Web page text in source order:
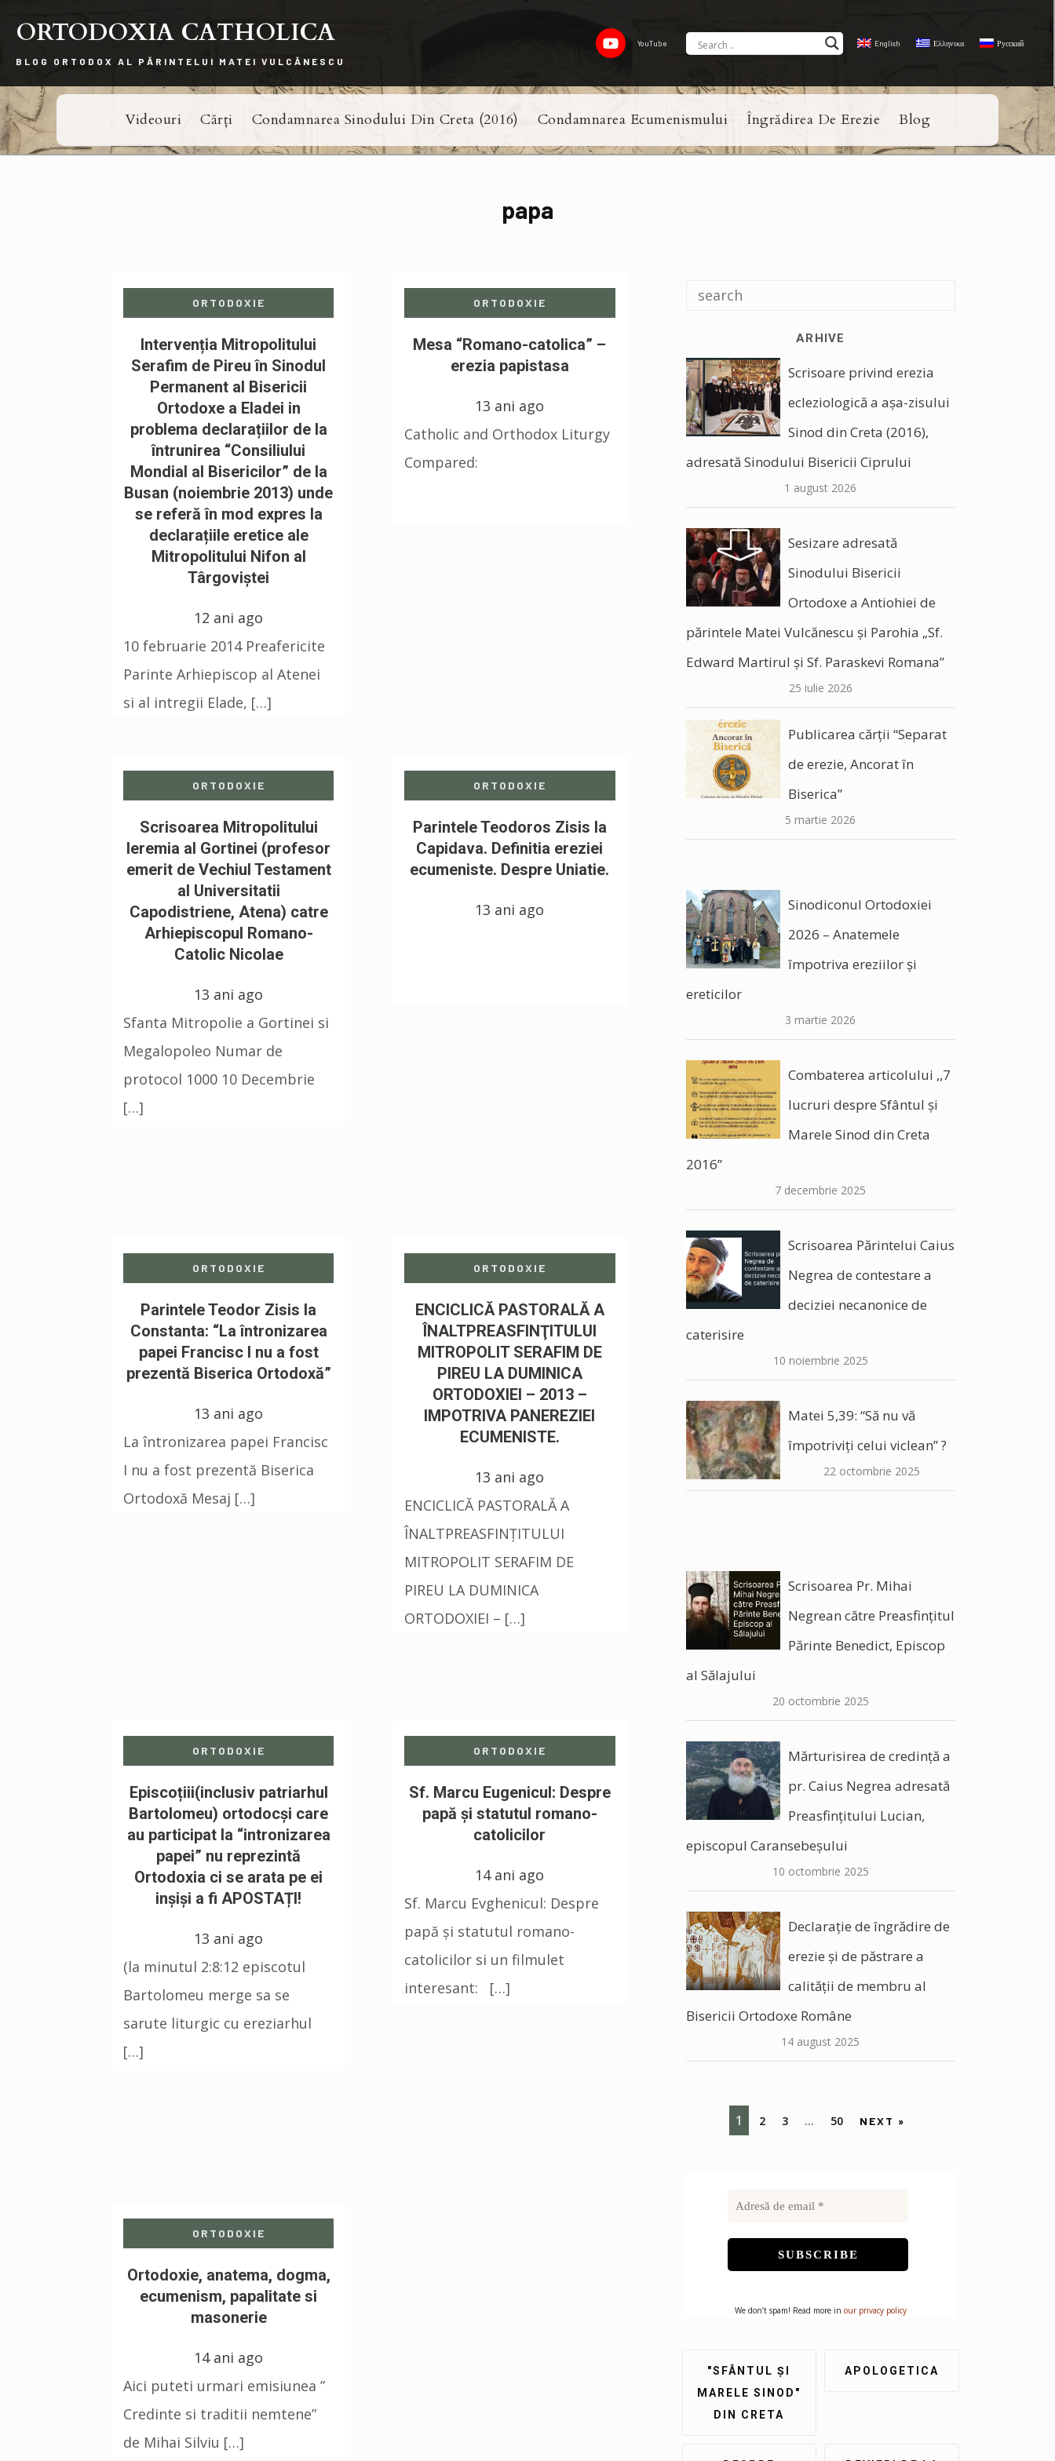
ORTODOXIA CATHOLICA
BLOG ORTODOX AL PĂRINTELUI MATEI VULCĂNESCU
YouTube English Ελληνικα Русский
Videouri Cărți Condamnarea Sinodului Din Creta (2016) Condamnarea Ecumenismului Îngrădirea De Erezie Blog
papa
ORTODOXIE
Intervenția Mitropolitului
Serafim de Pireu în Sinodul
Permanent al Bisericii
Ortodoxe a Eladei in
problema declarațiilor de la
întrunirea “Consiliului
Mondial al Bisericilor” de la
Busan (noiembrie 2013) unde
se referă în mod expres la
declarațiile eretice ale
Mitropolitului Nifon al
Târgoviștei
12 ani ago
10 februarie 2014 Preafericite
Parinte Arhiepiscop al Atenei
si al intregii Elade, […]
ORTODOXIE
Mesa “Romano-catolica” –
erezia papistasa
13 ani ago
Catholic and Orthodox Liturgy
Compared:
ORTODOXIE
Scrisoarea Mitropolitului
Ieremia al Gortinei (profesor
emerit de Vechiul Testament
al Universitatii
Capodistriene, Atena) catre
Arhiepiscopul Romano-
Catolic Nicolae
13 ani ago
Sfanta Mitropolie a Gortinei si
Megalopoleo Numar de
protocol 1000 10 Decembrie
[…]
ORTODOXIE
Parintele Teodoros Zisis la
Capidava. Definitia ereziei
ecumeniste. Despre Uniatie.
13 ani ago
ORTODOXIE
Parintele Teodor Zisis la
Constanta: “La întronizarea
papei Francisc I nu a fost
prezentă Biserica Ortodoxă”
13 ani ago
La întronizarea papei Francisc
I nu a fost prezentă Biserica
Ortodoxă Mesaj […]
ORTODOXIE
ENCICLICĂ PASTORALĂ A
ÎNALTPREASFINŢITULUI
MITROPOLIT SERAFIM DE
PIREU LA DUMINICA
ORTODOXIEI – 2013 –
IMPOTRIVA PANEREZIEI
ECUMENISTE.
13 ani ago
ENCICLICĂ PASTORALĂ A
ÎNALTPREASFINŢITULUI
MITROPOLIT SERAFIM DE
PIREU LA DUMINICA
ORTODOXIEI – […]
ORTODOXIE
Episcoțiii(inclusiv patriarhul
Bartolomeu) ortodocși care
au participat la “intronizarea
papei” nu reprezintă
Ortodoxia ci se arata pe ei
inșiși a fi APOSTAȚI!
13 ani ago
(la minutul 2:8:12 episcotul
Bartolomeu merge sa se
sarute liturgic cu ereziarhul
[…]
ORTODOXIE
Sf. Marcu Eugenicul: Despre
papă şi statutul romano-
catolicilor
14 ani ago
Sf. Marcu Evghenicul: Despre
papă şi statutul romano-
catolicilor si un filmulet
interesant: […]
ORTODOXIE
Ortodoxie, anatema, dogma,
ecumenism, papalitate si
masonerie
14 ani ago
Aici puteti urmari emisiunea ”
Credinte si traditii nemtene”
de Mihai Silviu […]
ARHIVE
Scrisoare privind erezia
ecleziologică a așa-zisului
Sinod din Creta (2016),
adresată Sinodului Bisericii Ciprului
1 august 2026
Sesizare adresată
Sinodului Bisericii
Ortodoxe a Antiohiei de
părintele Matei Vulcănescu și Parohia „Sf.
Edward Martirul și Sf. Paraskevi Romana”
25 iulie 2026
Publicarea cărții “Separat
de erezie, Ancorat în
Biserica”
5 martie 2026
Sinodiconul Ortodoxiei
2026 – Anatemele
împotriva ereziilor şi
ereticilor
3 martie 2026
Combaterea articolului ,,7
lucruri despre Sfântul și
Marele Sinod din Creta
2016”
7 decembrie 2025
Scrisoarea Părintelui Caius
Negrea de contestare a
deciziei necanonice de
caterisire
10 noiembrie 2025
Matei 5,39: “Să nu vă
împotriviți celui viclean” ?
22 octombrie 2025
Scrisoarea Pr. Mihai
Negrean către Preasfințitul
Părinte Benedict, Episcop
al Sălajului
20 octombrie 2025
Mărturisirea de credință a
pr. Caius Negrea adresată
Preasfințitului Lucian,
episcopul Caransebeșului
10 octombrie 2025
Declarație de îngrădire de
erezie și de păstrare a
calității de membru al
Bisericii Ortodoxe Române
14 august 2025
1 2 3 … 50 NEXT »
We don’t spam! Read more in our privacy policy
"SFÂNTUL ȘI
MARELE SINOD"
DIN CRETA
APOLOGETICA